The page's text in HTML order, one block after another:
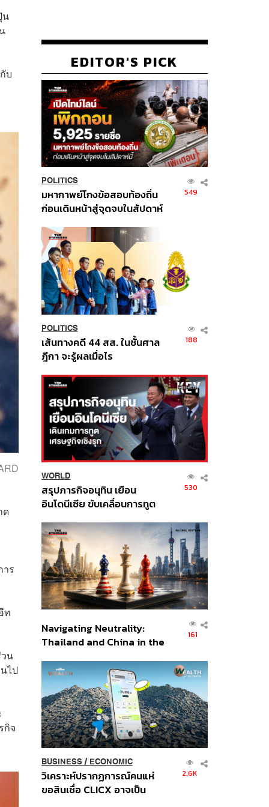
น
บ
ด
าร
ท
น
ไป
กิจ
EDITOR'S PICK
POLITICS
มหากาพย์โกงข้อสอบท้องถิ่น
ก่อนเดินหน้าสู่จุดจบในสัปดาห์
549
POLITICS
เส้นทางคดี 44 สส. ในชั้นศาล
ฎีกา จะรู้ผลเมื่อไร
188
WORLD
สรุปภารกิจอนุทิน เยือน
อินโดนีเซีย ขับเคลื่อนการทูต
ส่วนยุทธศาสตร์ไทย –
อินโดนีเซีย
530
Navigating Neutrality:
Thailand and China in the
Order
161
BUSINESS/ ECONOMIC
วิเคราะห์ปรากฏการณ์คนแห่
ขอสินเชื่อ CLICX อาจเป็น
2.6K